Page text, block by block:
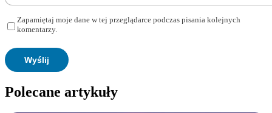
Zapamiętaj moje dane w tej przeglądarce podczas pisania kolejnych
komentarzy.
Polecane artykuły